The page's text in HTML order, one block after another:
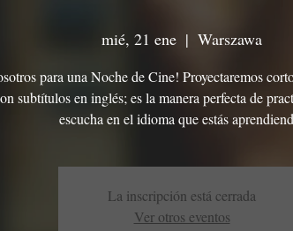
mié, 21 ene
  |
Warszawa
para una Noche de Cine! Proyectaremos
subtítulos en inglés; es la manera perfecta de
escucha en el idioma que estás
La inscripción está cerrada
Ver otros eventos